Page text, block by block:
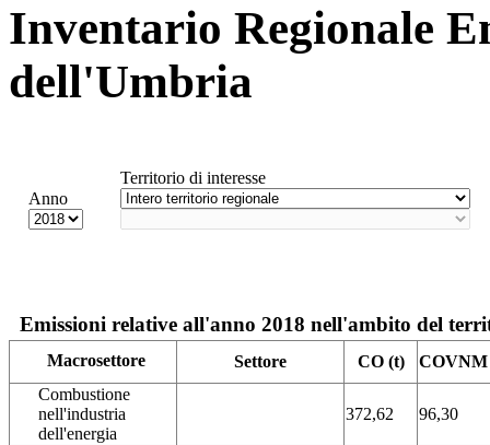
Inventario Regionale
dell'Umbria
Anno
Territorio di interesse
Emissioni relative all'anno 2018 nell'ambito del
Macrosettore Settore CO (t)
COVNM
Combustione
nell'industria
dell'energia
372,62 96,30